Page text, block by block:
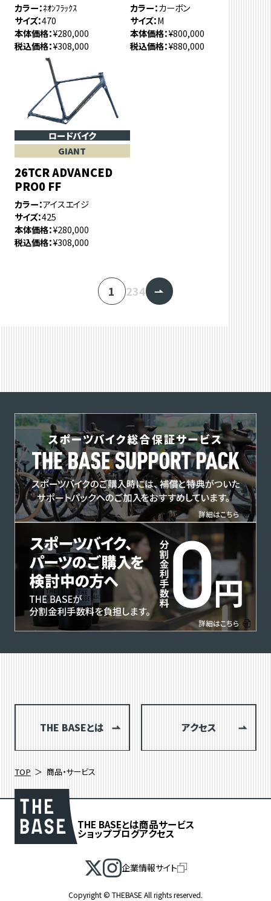
絞り込み検索
カラー ﾈｵﾝﾌﾗｯｸｽ
サイズ 470
本体価格 ¥280,000
税込価格 ¥308,000
カラー カーボン
サイズ M
本体価格 ¥800,000
税込価格 ¥880,000
ロードバイク
GIANT
26TCR ADVANCED
PRO0 FF
カラー アイスエイジ
サイズ 425
本体価格 ¥280,000
税込価格 ¥308,000
1 234
THE BASEとは アクセス
TOP 商品・サービス
THE BASEとは商品サービス
ショップブログアクセス
企業情報サイト
Copyright © THEBASE All rights reserved.